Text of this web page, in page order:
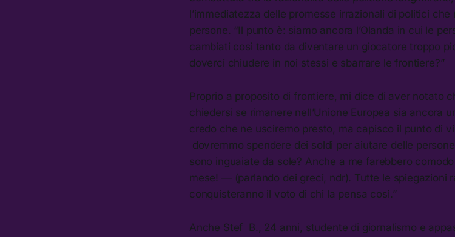
l’immediatezza delle promesse irrazionali di politici
persone. “Il punto è: siamo ancora l’Olanda in cui le
cambiati così tanto da diventare un giocatore troppo
doverci chiudere in noi stessi e sbarrare le frontiere?”
Proprio a proposito di frontiere, mi dice di aver notato
chiedersi se rimanere nell’Unione Europea sia ancora
credo che ne usciremo presto, ma capisco il punto di
dovremmo spendere dei soldi per aiutare delle
sono inguaiate da sole? Anche a me farebbero
mese! — (parlando dei greci, ndr). Tutte le spiegazioni
conquisteranno il voto di chi la pensa così.”
Anche Stef B., 24 anni, studente di giornalismo e